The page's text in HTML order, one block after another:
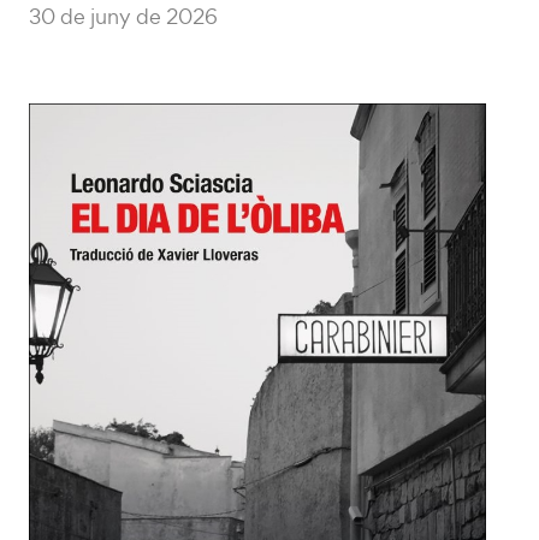
30 de juny de 2026